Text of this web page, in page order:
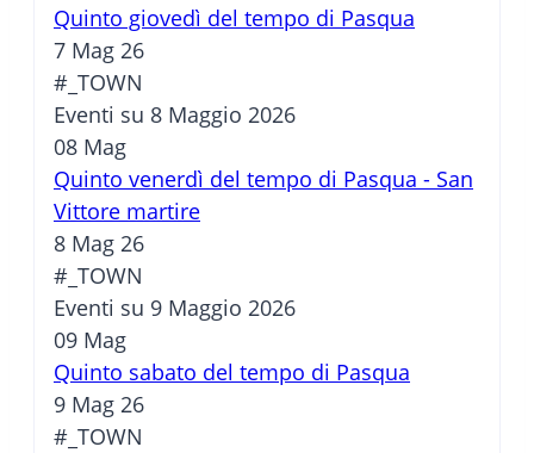
Quinto giovedì del tempo di Pasqua
7 Mag 26
#_TOWN
Eventi su 8 Maggio 2026
08 Mag
Quinto venerdì del tempo di Pasqua - San
Vittore martire
8 Mag 26
#_TOWN
Eventi su 9 Maggio 2026
09 Mag
Quinto sabato del tempo di Pasqua
9 Mag 26
#_TOWN